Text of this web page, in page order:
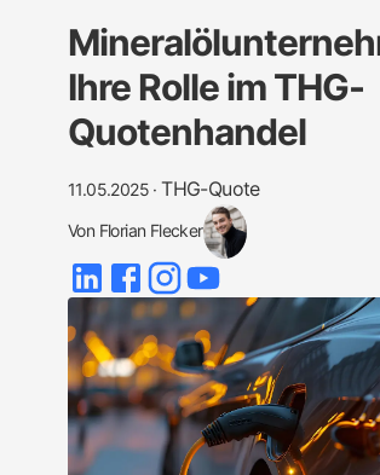
Ihre Rolle im THG-
Quotenhandel
11.05.2025 ·THG-Quote
Von Florian Flecker